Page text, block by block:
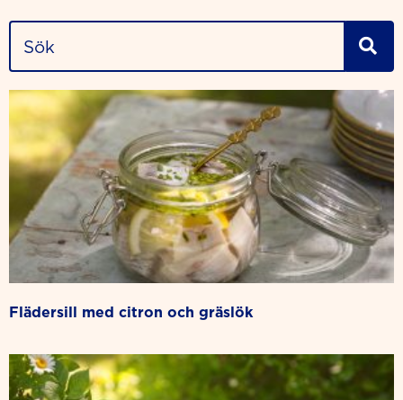
flädersill med citron och gräslök